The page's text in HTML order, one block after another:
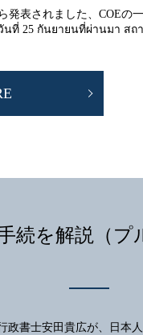
発表されました、COEの
นที่ 25 กันยายนที่ผ่านมา สถ
続を解説（
政書士安田貴広が、日本